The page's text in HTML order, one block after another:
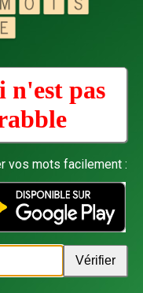
n'est pas
vos mots facilement :